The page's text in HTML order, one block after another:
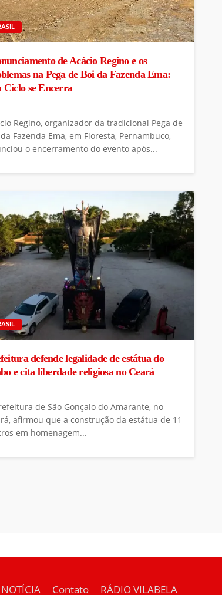
de Acácio Regino e os
na Pega de Boi da Fazenda Ema:
Ciclo se Encerra
Regino, organizador da tradicional Pega de
Fazenda Ema, em Floresta, Pernambuco,
o encerramento do evento após...
defende legalidade de estátua do
e cita liberdade religiosa no Ceará
de São Gonçalo do Amarante, no
afirmou que a construção da estátua de 11
em homenagem...
NOTÍCIA Contato RÁDIO VILABELA